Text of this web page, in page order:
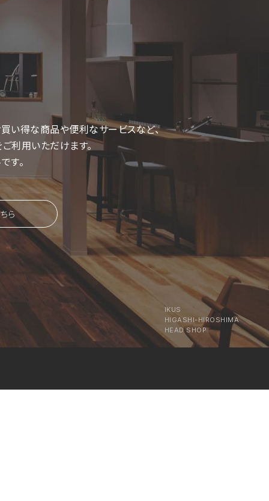
い得な商品や便利なサービスなど、
利用いただけます。
す。
ら
IKUS
HIGASHI-HIROSHIMA
HEAD SHOP